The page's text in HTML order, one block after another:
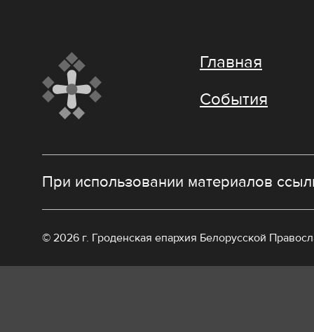
Главная
События
При использовании материалов
© 2026 г. Гроденская епархия Белорусской